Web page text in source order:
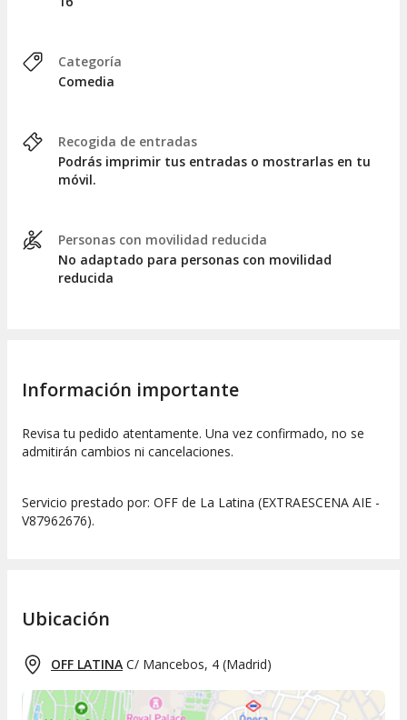
Categoría
Comedia
Recogida de entradas
Podrás imprimir tus entradas o mostrarlas en tu
móvil.
Personas con movilidad reducida
No adaptado para personas con movilidad
reducida
Información importante
Revisa tu pedido atentamente. Una vez confirmado, no se
admitirán cambios ni cancelaciones.
Servicio prestado por: OFF de La Latina (EXTRAESCENA AIE -
V87962676).
Ubicación
OFF LATINA C/ Mancebos, 4 (Madrid)